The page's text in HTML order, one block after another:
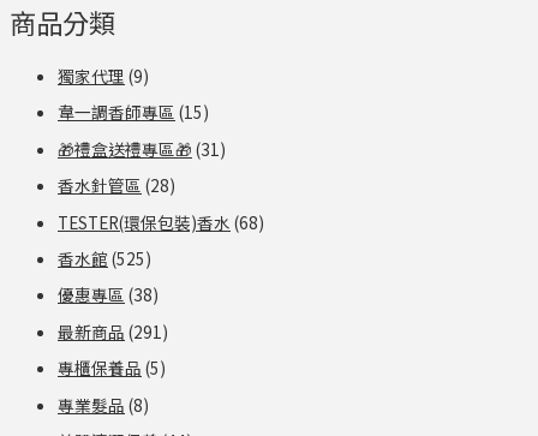
商品分類
獨家代理 (9)
韋一調香師專區 (15)
🎁禮盒送禮專區🎁 (31)
香水針管區 (28)
TESTER(環保包裝)香水 (68)
香水館 (525)
優惠專區 (38)
最新商品 (291)
專櫃保養品 (5)
專業髮品 (8)